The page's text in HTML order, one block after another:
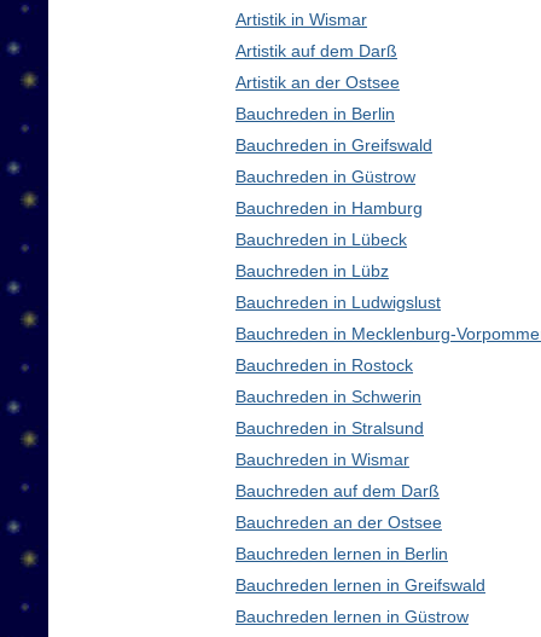
Artistik in Wismar
Artistik auf dem Darß
Artistik an der Ostsee
Bauchreden in Berlin
Bauchreden in Greifswald
Bauchreden in Güstrow
Bauchreden in Hamburg
Bauchreden in Lübeck
Bauchreden in Lübz
Bauchreden in Ludwigslust
Bauchreden in Mecklenburg-
Bauchreden in Rostock
Bauchreden in Schwerin
Bauchreden in Stralsund
Bauchreden in Wismar
Bauchreden auf dem Darß
Bauchreden an der Ostsee
Bauchreden lernen in Berlin
Bauchreden lernen in Greifswald
Bauchreden lernen in Güstrow